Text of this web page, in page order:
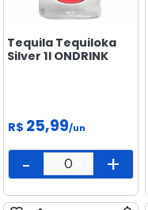
Tequila Tequiloka
Silver 1l ONDRINK
R$ 25,99/un
- +